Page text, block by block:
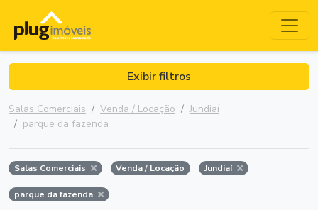
Exibir filtros
Salas Comerciais Venda / Locação
Jundiaí
parque da fazenda
Salas Comerciais Venda / Locação Jundiaí
parque da fazenda